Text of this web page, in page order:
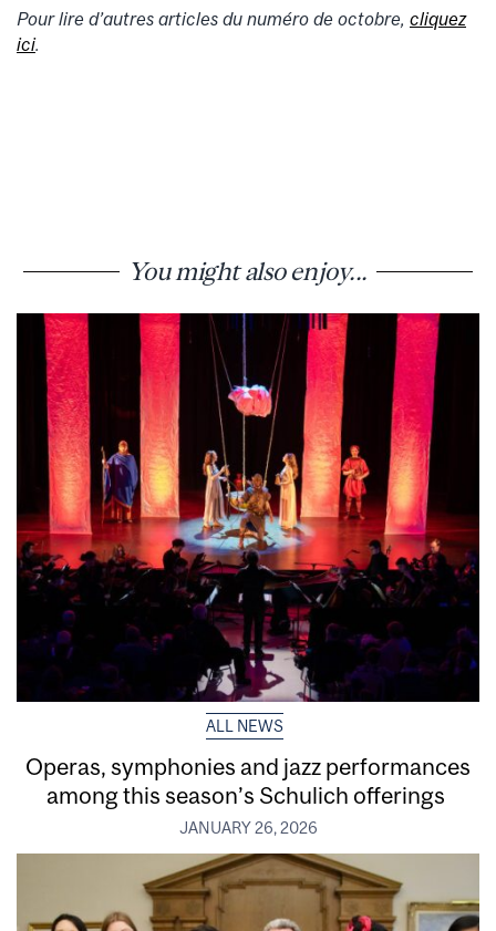
Pour lire d’autres articles du numéro de octobre, cliquez
ici.
You might also enjoy...
ALL NEWS
Operas, symphonies and jazz performances
among this season’s Schulich offerings
JANUARY 26, 2026